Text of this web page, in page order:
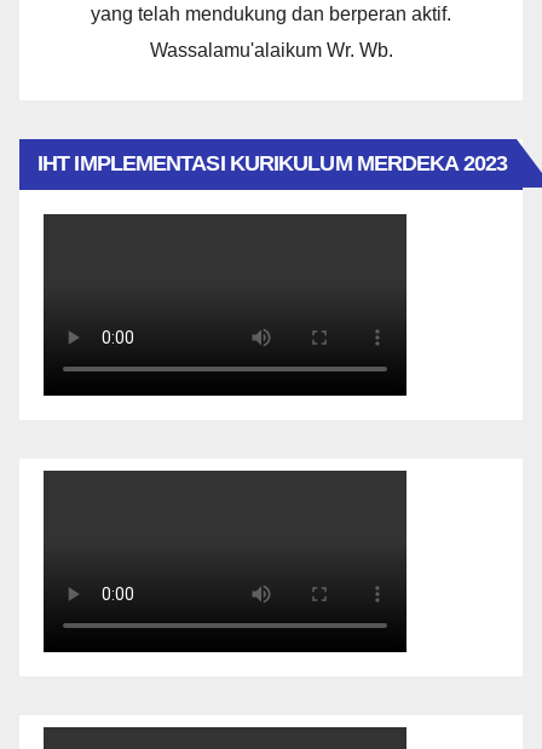
yang telah mendukung dan berperan aktif.
Wassalamu'alaikum Wr. Wb.
IHT IMPLEMENTASI KURIKULUM MERDEKA 2023